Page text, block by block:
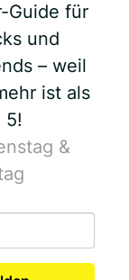
Guide für
und
– weil
ist als
5!
&